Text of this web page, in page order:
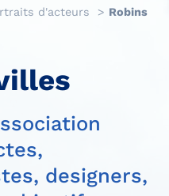
d'acteurs
Robins
designers,